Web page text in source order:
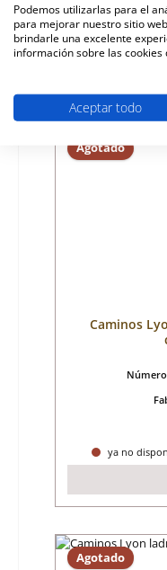
ya no
Agotado
Caminos
ya no
Agotado
Podemos utilizarlas para el
para mejorar nuestro sitio
brindarle una excelente
información sobre las
Aceptar todo